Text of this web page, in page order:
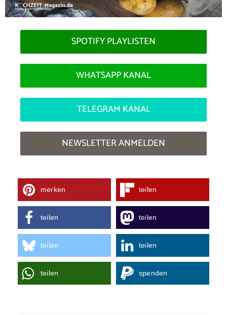
SPOTIFY PLAYLISTEN
WHATSAPP KANAL
TELEGRAM KANAL
NEWSLETTER ANMELDEN
merken teilen
teilen teilen
teilen teilen
teilen spenden